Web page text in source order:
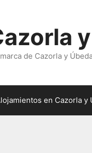
de Cazorla y
en Cazorla y